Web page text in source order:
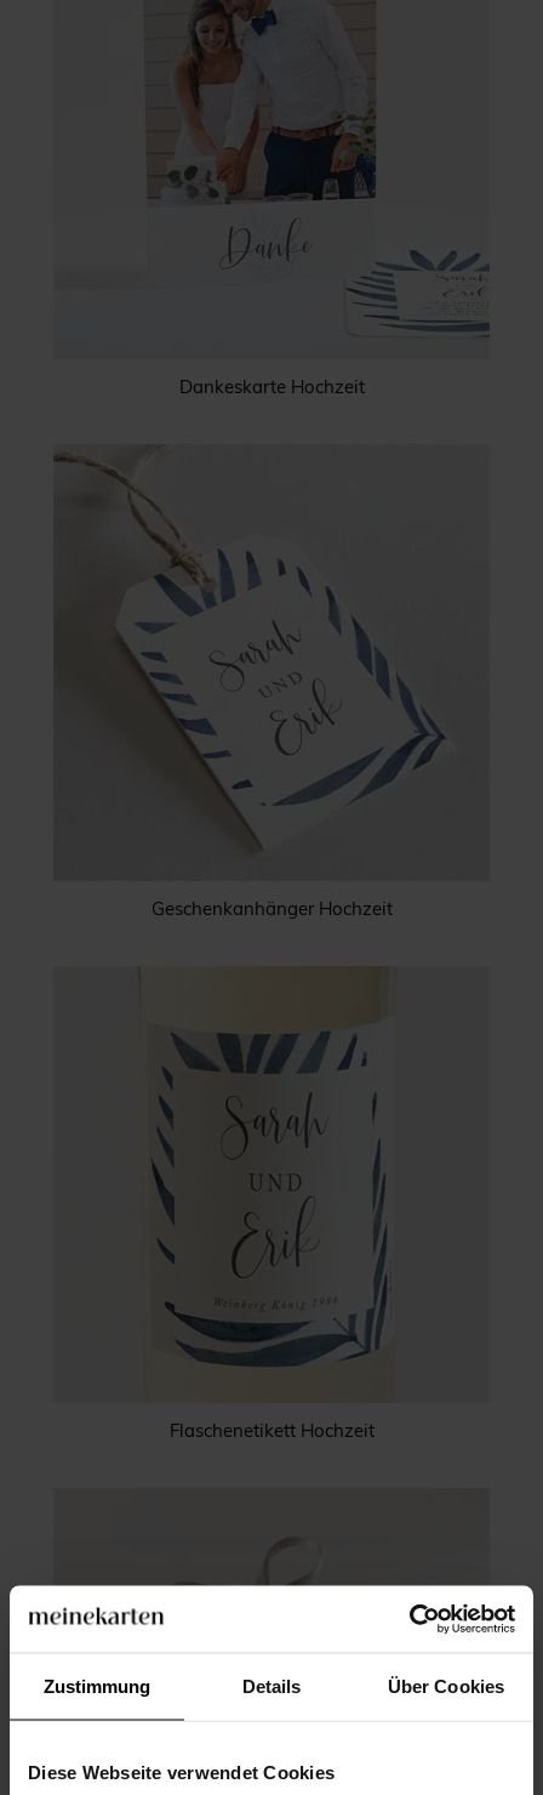
Zustimmung Details Über Cookies
Diese Webseite verwendet Cookies
Dankeskarte Hochzeit
Geschenkanhänger Hochzeit
Flaschenetikett Hochzeit